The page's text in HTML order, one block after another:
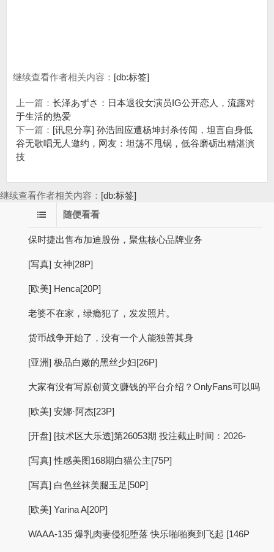
继续查看作者相关内容： [db:标签]
上一篇： 长泽あずさ：日本退役女演员IG公开恋人，流露对
于生活的热爱
下一篇： [讯息分享] 孙浩回应遭杨坤封杀传闻，坦言自身低
谷无歌唱无人邀约，网友：坦荡不甩锅，低谷磨砺出精湛演
技
继续查看作者相关内容： [db:标签]
随便看看
保时捷出售布加迪股份，聚焦核心品牌业务
[写真] 女神[28P]
[欧美] Henca[20P]
老婆不在家，绿瘾犯了，发发照片。
货币战争开始了，没有一个人能独善其身
[亚洲] 极品白嫩的黑丝少妇[26P]
大家有没有写原创黄文赚钱的平台介绍？OnlyFans可以吗
[欧美] 安娜·阿杰[23P]
[开盘] [技术区大乐透]第26053期 投注截止时间：2026-
[写真] 性感美图168期白猫公主[75P]
[写真] 白色丝袜美腿玉足[50P]
[欧美] Yarina A[20P]
WAAA-135 爆乳肉妻侵犯堕落 快乐啪啪爽到飞起 [146P